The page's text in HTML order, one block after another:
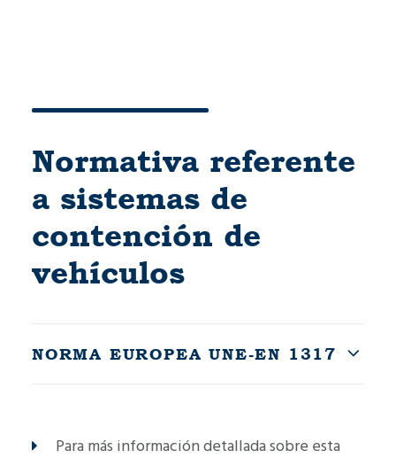
Normativa referente
a sistemas de
contención de
vehículos
NORMA EUROPEA UNE-EN 1317
Para más información detallada sobre esta